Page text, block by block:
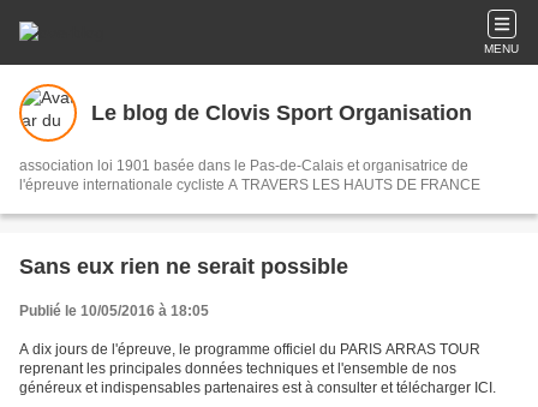
MENU
Le blog de Clovis Sport Organisation
association loi 1901 basée dans le Pas-de-Calais et organisatrice de
l'épreuve internationale cycliste A TRAVERS LES HAUTS DE FRANCE
Sans eux rien ne serait possible
Publié le 10/05/2016 à 18:05
A dix jours de l'épreuve, le programme officiel du PARIS ARRAS TOUR
reprenant les principales données techniques et l'ensemble de nos
généreux et indispensables partenaires est à consulter et télécharger ICI.